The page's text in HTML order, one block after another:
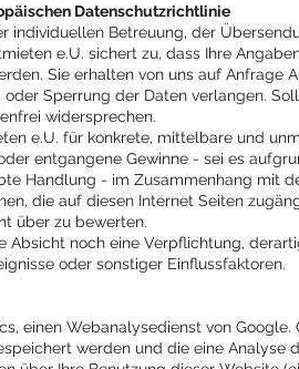
Datenschutzrichtlinie
individuellen Betreuung, der
e.U. sichert zu, dass Ihre
Sie erhalten von uns auf Anfrage
Sperrung der Daten verlangen.
widersprechen.
e.U. für konkrete, mittelbare und
entgangene Gewinne - sei es
Handlung - im Zusammenhang mit
die auf diesen Internet Seiten
über zu bewerten.
Absicht noch eine Verpflichtung,
oder sonstiger Einflussfaktoren.
einen Webanalysedienst von
werden und die eine Analyse